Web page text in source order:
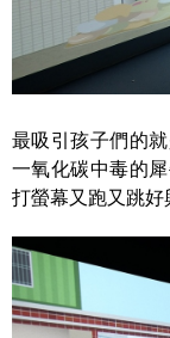
最吸引孩子們的
一氧化碳中毒的
打螢幕又跑又跳好